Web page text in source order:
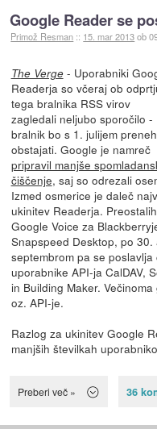
Google Reader se
Primož Resman :: 15. mar 2013ob
The Verge- Uporabniki
Readerja so včeraj ob
tega bralnika RSS virov
zagledali neljubo sporočilo -
bralnik bo s 1. julijem
obstajati. Google je namreč
pripravil manjše
čiščenje, saj so odrezali
Izmed osmerice je daleč
ukinitev Readerja.
Google Voice za
Snapspeed Desktop, po
septembrom pa se
uporabnike API-ja CalDAV,
in Building Maker.
oz. API-je.
Razlog za ukinitev Google
manjših številkah
Preberi več » 36